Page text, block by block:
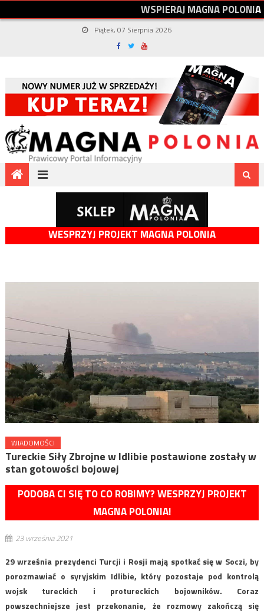
WSPIERAJMAGNAPOLONIA
Piątek, 07 Sierpnia 2026
WESPRZYJ PROJEKT MAGNA POLONIA
WIADOMOŚCI
Tureckie Siły Zbrojne w Idlibie postawione zostały w
stan gotowości bojowej
PODOBA CI SIĘ TO CO ROBIMY? WESPRZYJ PROJEKT
MAGNA POLONIA!
23 września 2021
29 września prezydenci Turcji i Rosji mają spotkać się w Soczi, by
porozmawiać o syryjskim Idlibie, który pozostaje pod kontrolą
wojsk tureckich i protureckich bojowników. Coraz
powszechniejsze jest przekonanie, że rozmowy zakończą się